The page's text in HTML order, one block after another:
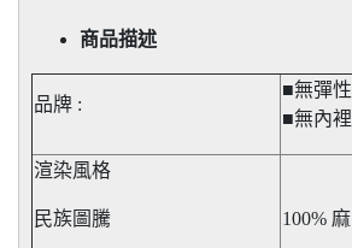
商品描述
品牌 :
■無彈性​
■無內裡
渲染風格
民族圖騰 100% 麻